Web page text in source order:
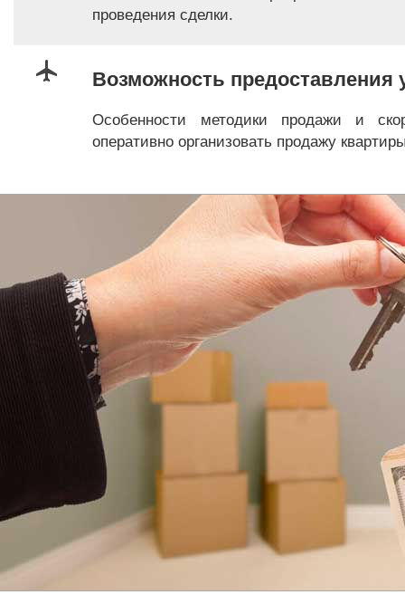
проведения сделки.
Возможность предоставления
Особенности методики продажи и
оперативно организовать продажу